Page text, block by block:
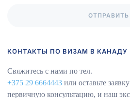
ОТПРАВИТЬ
КОНТАКТЫ ПО ВИЗАМ В КАНАДУ
Свяжитесь с нами по тел.
+375 29 6664443 или оставьте
первичную консультацию, и наш